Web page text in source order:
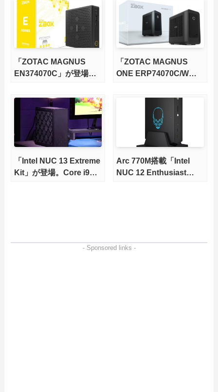
「ZOTAC MAGNUS
EN374070C」が登場。
搭載のベアボーンPC
「ZOTAC MAGNUS
ONE ERP74070C/W」
「Intel NUC 13 Extreme
Kit」が登場。Core i9
Arc 770M搭載「Intel
NUC 12 Enthusiast
- Sponsored links -